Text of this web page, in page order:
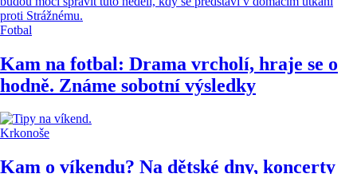
Fotbal
Kam na fotbal: Drama vrcholí, hraje se o
hodně. Známe sobotní výsledky
Krkonoše
Kam o víkendu? Na dětské dny, koncerty